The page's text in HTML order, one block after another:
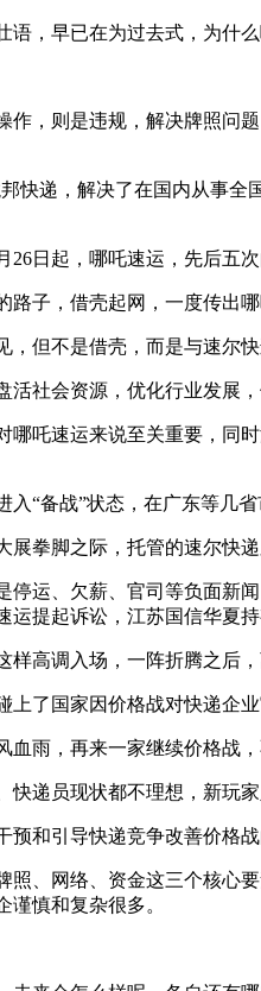
早已在为过去式，为什么
则是违规，解决牌照问
递，解决了在国内从事全
日起，哪吒速运，先后五次
，借壳起网，一度传出哪
不是借壳，而是与速尔快
会资源，优化行业发展，
速运来说至关重要，同
备战”状态，在广东等几省
脚之际，托管的速尔快递
运、欠薪、官司等负面新
提起诉讼，江苏国信华夏
调入场，一阵折腾之后，
国家因价格战对快递企
，再来一家继续价格战，
员现状都不理想，新玩家
引导快递竞争改善价格战
网络、资金这三个核心
慎和复杂很多。